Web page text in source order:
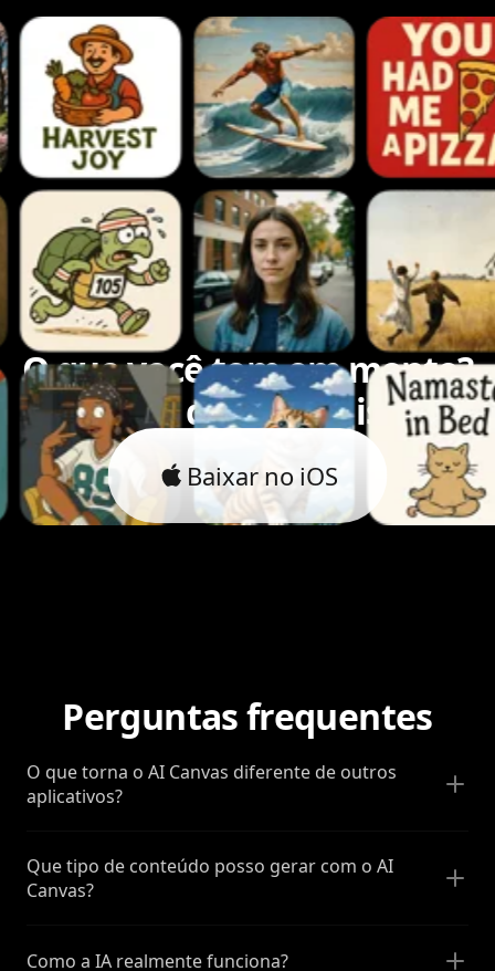
O que você tem em mente?
Vamos dar vida a isso.
Baixar no iOS
Perguntas frequentes
O que torna o AI Canvas diferente de outros
aplicativos?
Que tipo de conteúdo posso gerar com o AI
Canvas?
Como a IA realmente funciona?